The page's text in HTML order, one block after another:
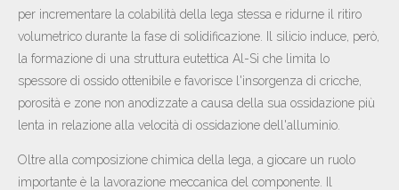
per incrementare la colabilità della lega stessa e ridurne il ritiro
volumetrico durante la fase di solidificazione. Il silicio induce, però,
la formazione di una struttura eutettica Al-Si che limita lo
spessore di ossido ottenibile e favorisce l'insorgenza di cricche,
porosità e zone non anodizzate a causa della sua ossidazione più
lenta in relazione alla velocità di ossidazione dell'alluminio.
Oltre alla composizione chimica della lega, a giocare un ruolo
importante è la lavorazione meccanica del componente. Il